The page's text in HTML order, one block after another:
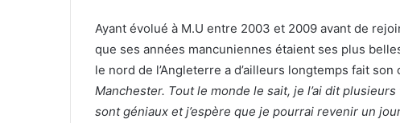
Ayant évolué à M.U entre 2003 et 2009 avant de
que ses années mancuniennes étaient ses plus
le nord de l’Angleterre a d’ailleurs longtemps fait
Manchester. Tout le monde le sait, je l’ai dit
sont géniaux et j’espère que je pourrai revenir un